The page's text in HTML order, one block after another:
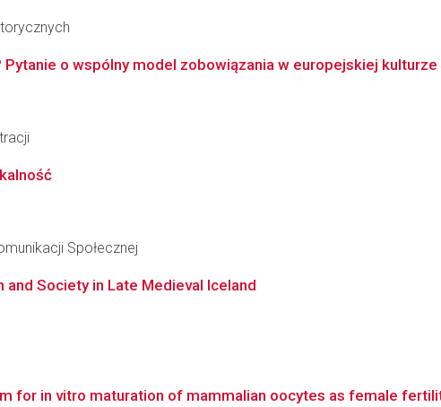
o wspólny model zobowiązania w europejskiej kulturze
Społecznej
Society in Late Medieval Iceland
for in vitro maturation of mammalian oocytes as female